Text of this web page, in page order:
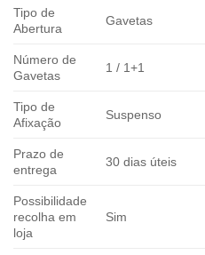
Tipo de
Abertura
Gavetas
Número de
Gavetas
1 / 1+1
Tipo de
Afixação
Suspenso
Prazo de
entrega
30 dias úteis
Possibilidade
recolha em
loja
Sim